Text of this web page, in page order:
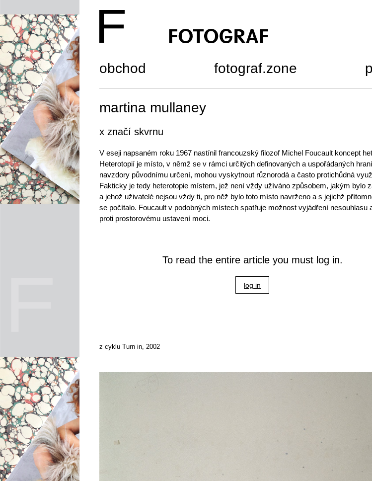
obchod fotograf.zone
martina mullaney
x značí skvrnu
V eseji napsaném roku 1967 nastínil francouzský filozof Michel Foucault koncept
Heterotopií je místo, v němž se v rámci určitých definovaných a uspořádaných
navzdory původnímu určení, mohou vyskytnout různorodá a často protichůdná
Fakticky je tedy heterotopie místem, jež není vždy užíváno způsobem, jakým bylo
a jehož uživatelé nejsou vždy ti, pro něž bylo toto místo navrženo a s jejichž
se počítalo. Foucault v podobných místech spatřuje možnost vyjádření nesouhlasu
proti prostorovému ustavení moci.
To read the entire article you must log in.
log in
z cyklu Turn in, 2002